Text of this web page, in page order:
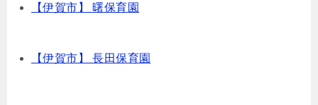
【伊賀市】 曙保育園
【伊賀市】 長田保育園